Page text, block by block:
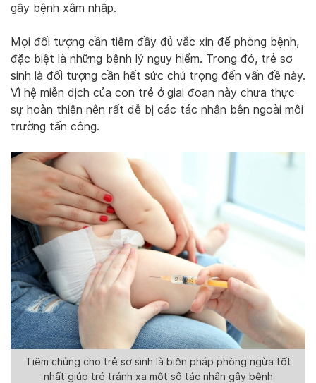
gây bệnh xâm nhập.
Mọi đối tượng cần tiêm đầy đủ vắc xin để phòng bệnh,
đặc biệt là những bệnh lý nguy hiểm. Trong đó, trẻ sơ
sinh là đối tượng cần hết sức chú trọng đến vấn đề này.
Vì hệ miễn dịch của con trẻ ở giai đoạn này chưa thực
sự hoàn thiện nên rất dễ bị các tác nhân bên ngoài môi
trường tấn công.
Tiêm chủng cho trẻ sơ sinh là biện pháp phòng ngừa tốt
nhất giúp trẻ tránh xa một số tác nhân gây bệnh